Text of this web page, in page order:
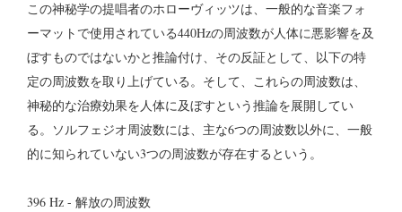
この神秘学の提唱者のホローヴィッツは、一般的な音楽フォ
ーマットで使用されている440Hzの周波数が人体に悪影響を及
ぼすものではないかと推論付け、その反証として、以下の特
定の周波数を取り上げている。そして、これらの周波数は、
神秘的な治療効果を人体に及ぼすという推論を展開してい
る。ソルフェジオ周波数には、主な6つの周波数以外に、一般
的に知られていない3つの周波数が存在するという。
396 Hz - 解放の周波数